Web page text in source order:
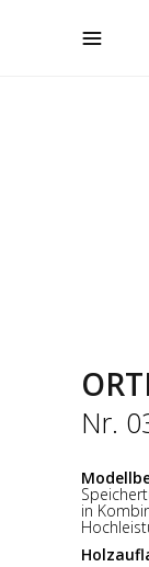
Nr.
in